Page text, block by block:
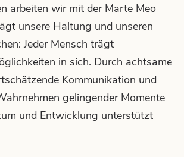
Plattform
arbeiten wir mit der Marte Meo
unsere Haltung und unseren
Jeder Mensch trägt
in sich. Durch achtsame
Kommunikation und
gelingender Momente
und Entwicklung unterstützt